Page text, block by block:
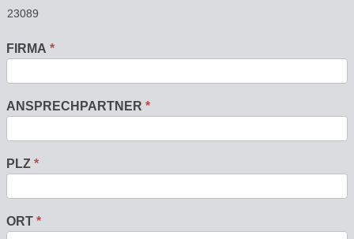
FIRMA *
ANSPRECHPARTNER *
PLZ *
ORT *